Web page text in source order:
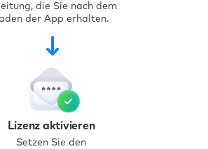
die Sie nach dem
der App erhalten.
Lizenz aktivieren
Setzen Sie den